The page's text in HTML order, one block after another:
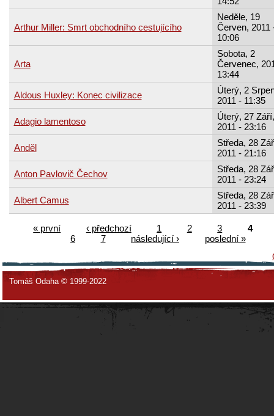
Arthur Miller: Smrt obchodního cestujícího
Neděle, 19
Červen, 2011
10:06
Arta
Sobota, 2
Červenec,
13:44
Aldous Huxley: Konec civilizace
Úterý, 2
2011 - 11:35
Adagio lamentoso
Úterý, 27 Září,
2011 - 23:16
Anděl
Středa, 28
2011 - 21:16
Anton Pavlovič Čechov
Středa, 28
2011 - 23:24
Albert Camus
Středa, 28
2011 - 23:39
« první ‹ předchozí 1 2 3
4
6
7 následující ›
poslední »
Tomáš Odaha © 1999-2022